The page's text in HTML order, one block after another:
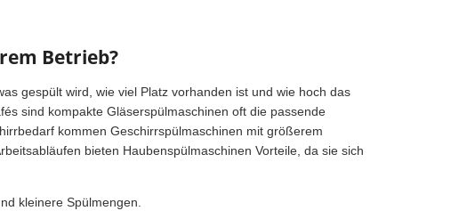
Betrieb?
gespült wird, wie viel Platz vorhanden ist und wie hoch das
sind kompakte Gläserspülmaschinen oft die passende
kommen Geschirrspülmaschinen mit größerem
bieten Haubenspülmaschinen Vorteile, da sie sich
kleinere Spülmengen.